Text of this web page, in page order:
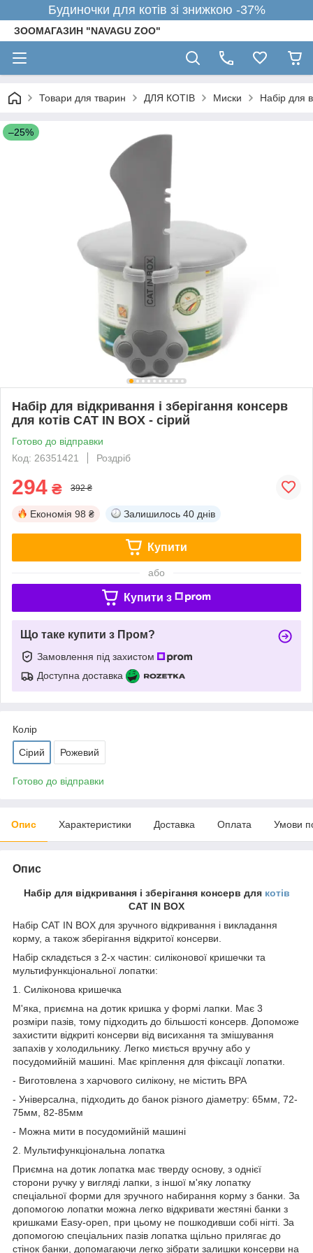
Будиночки для котів зі знижкою -37%
ЗООМАГАЗИН "NAVAGU ZOO"
Товари для тварин ДЛЯ КОТІВ Миски Набір для
–25%
Набір для відкривання і зберігання консерв
для котів CAT IN BOX - сірий
Готово до відправки
Код: 26351421
Роздріб
294 ₴ 392 ₴
Економія 98 ₴ Залишилось 40 днів
Купити
або
Купити з
Що таке купити з Пром?
Замовлення під захистом
Доступна доставка
Колір
Сірий Рожевий
Готово до відправки
Опис Характеристики Доставка Оплата Умови
Опис
Набір для відкривання і зберігання консерв для котів
CAT IN BOX
Набір CAT IN BOX для зручного відкривання і викладання
корму, а також зберігання відкритої консерви.
Набір складється з 2-х частин: силіконової кришечки та
мультифункціональної лопатки:
1. Силіконова кришечка
М'яка, приємна на дотик кришка у формі лапки. Має 3
розміри пазів, тому підходить до більшості консерв. Допоможе
захистити відкриті консерви від висихання та змішування
запахів у холодильнику. Легко миється вручну або у
посудомийній машині. Має кріплення для фіксації лопатки.
- Виготовлена з харчового силікону, не містить BPA
- Універсална, підходить до банок різного діаметру: 65мм, 72-
75мм, 82-85мм
- Можна мити в посудомийній машині
2. Мультифункціональна лопатка
Приємна на дотик лопатка має тверду основу, з однієї
сторони ручку у вигляді лапки, з іншої м'яку лопатку
спеціальної форми для зручного набирання корму з банки. За
допомогою лопатки можна легко відкривати жестяні банки з
кришками Easy-open, при цьому не пошкодивши собі нігті. За
допомогою спеціальних пазів лопатка щільно прилягає до
стінок банки, допомагаючи легко зібрати залишки консерви на